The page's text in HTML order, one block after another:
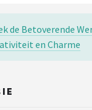
de Betoverende
en Charme